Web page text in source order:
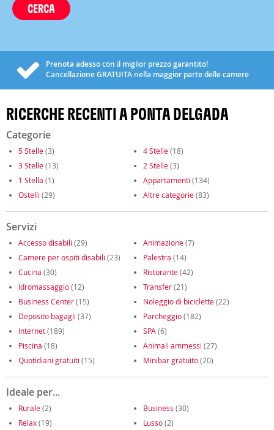
CERCA
Prenota adesso con il miglior prezzo garantito!
CancellazioneGRATUITA nella maggior parte delle camere
RICERCHE RECENTI A PONTA DELGADA
Categorie
5 Stelle(3) 4 Stelle(18)
3 Stelle(13) 2 Stelle(3)
1 Stella (1) Appartamenti (134)
Ostelli (29) Altre categorie(83)
Servizi
Accesso disabili (29) Animazione(7)
Camere per ospiti disabili (23) Palestra (14)
Cucina (30) Ristorante(42)
Idromassaggio(12) Transfer(21)
Business Center(15) Noleggio di biciclette(22)
Deposito bagagli (37) Parcheggio(182)
Internet(189) SPA (6)
Piscina (18) Animali ammessi (27)
Quotidiani gratuiti (15) Minibar gratuito(20)
Ideale per...
Rurale(2) Business (30)
Relax(19) Lusso(2)